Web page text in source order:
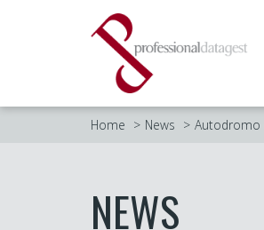
Home News Autodromo
NEWS